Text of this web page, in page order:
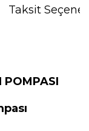
Taksit